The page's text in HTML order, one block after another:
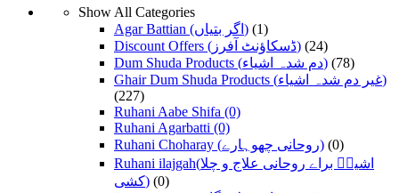
Show All Categories
Agar Battian (اگر بتیاں)
(1)
Discount Offers (ڈسکاؤنٹ آفرز)
(24)
Dum Shuda Products (دم شدہ اشیاء)
(78)
Ghair Dum Shuda Products (غیر دم شدہ اشیاء)
(227)
Ruhani Aabe Shifa (0)
Ruhani Agarbatti (0)
Ruhani Choharay (روحانی چھوہارے)
(0)
Ruhani ilajgah(اشیاؑ براے روحانی علاج و چلا
کشی)
(0)